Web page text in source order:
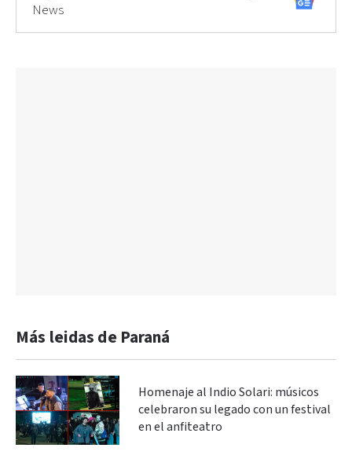
News
Más leidas de Paraná
Homenaje al Indio Solari: músicos
celebraron su legado con un festival
en el anfiteatro